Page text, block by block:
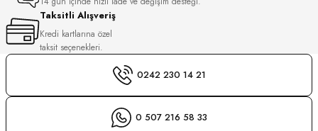
Taksitli Alışveriş
Kredi kartlarına özel
taksit seçenekleri.
0242 230 14 21
0 507 216 58 33